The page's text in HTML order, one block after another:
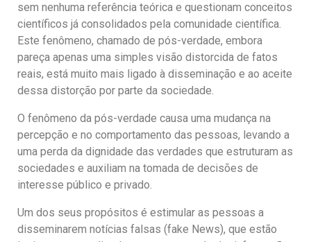
sem nenhuma referência teórica e questionam conceitos
científicos já consolidados pela comunidade científica.
Este fenômeno, chamado de pós-verdade, embora
pareça apenas uma simples visão distorcida de fatos
reais, está muito mais ligado à disseminação e ao aceite
dessa distorção por parte da sociedade.
O fenômeno da pós-verdade causa uma mudança na
percepção e no comportamento das pessoas, levando a
uma perda da dignidade das verdades que estruturam as
sociedades e auxiliam na tomada de decisões de
interesse público e privado.
Um dos seus propósitos é estimular as pessoas a
disseminarem notícias falsas (fake News), que estão